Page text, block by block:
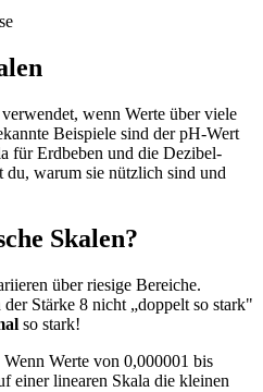
wenn Werte über viele
Beispiele sind der pH-Wert
für Erdbeben und die Dezibel-
warum sie nützlich sind und
Skalen?
über riesige Bereiche.
Stärke 8 nicht „doppelt so stark"
so stark!
Wenn Werte von 0,000001 bis
einer linearen Skala die kleinen